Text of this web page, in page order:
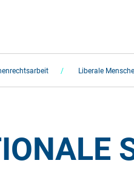
Liberale